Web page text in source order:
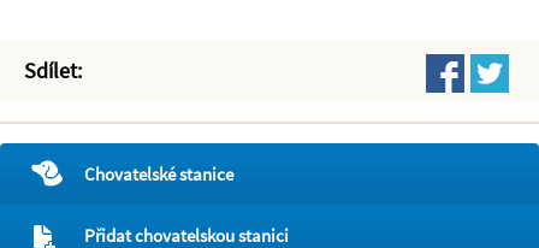
Sdílet:
Chovatelské stanice
Přidat chovatelskou stanici